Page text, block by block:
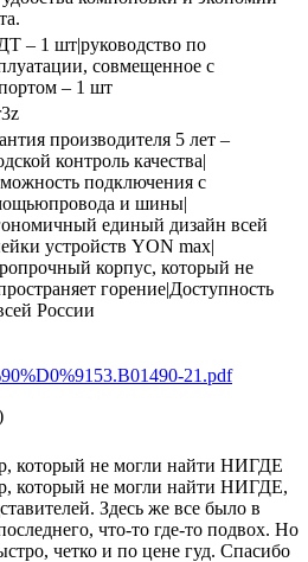
– 1 шт|руководство по
совмещенное с
– 1 шт
производителя 5 лет –
контроль качества|
подключения с
и шины|
единый дизайн всей
устройств YON max|
корпус, который не
горение|Доступность
России
21.pdf
который не могли найти НИГДЕ
который не могли найти НИГДЕ,
Здесь же все было в
что-то где-то подвох. Но
четко и по цене гуд. Спасибо